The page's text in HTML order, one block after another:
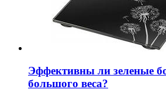
Эффективны ли зеленые
большого веса?